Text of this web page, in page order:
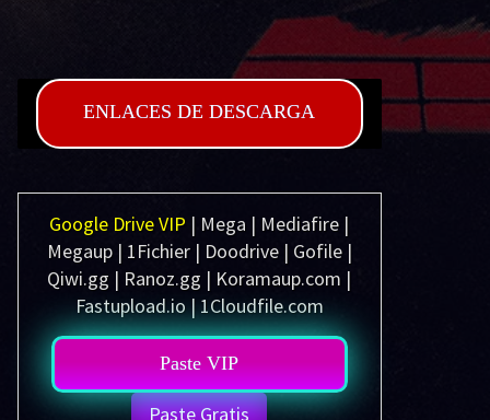
ENLACES DE DESCARGA
Google Drive VIP | Mega | Mediafire |
Megaup | 1Fichier | Doodrive | Gofile |
Qiwi.gg | Ranoz.gg | Koramaup.com |
Fastupload.io | 1Cloudfile.com
Paste VIP
Paste Gratis